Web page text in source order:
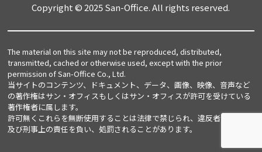
Copyright © 2025 San-Office. All rights reserved.
The material on this site may not be reproduced, distributed,
transmitted, cached or otherwise used, except with the prior
permission of San-Office Co., Ltd.
当サイトのコンテンツ、ドキュメント、データ、画像、映像、音声など
の著作権はサン・オフィスもしくはサン・オフィスが許可を受けている
著作権者に属します。
許可無くこれらを無断使用することは法律で禁じられ、違反者は民事上
及び刑事上の責任を負い、処罰されることがあります。